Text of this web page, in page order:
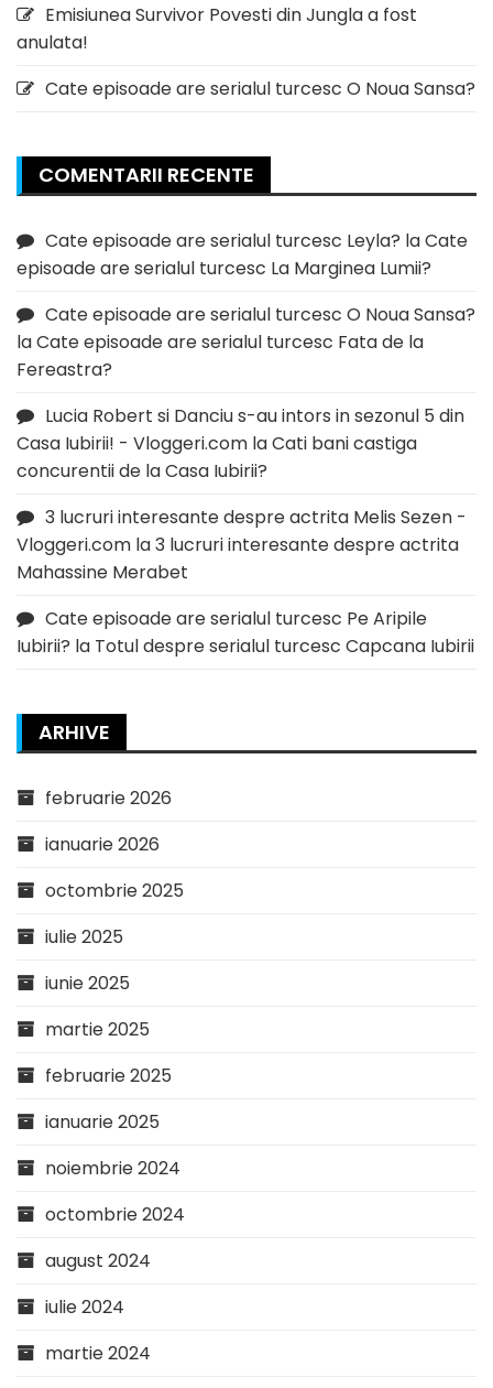
Emisiunea Survivor Povesti din Jungla a fost
anulata!
Cate episoade are serialul turcesc O Noua Sansa?
COMENTARII RECENTE
Cate episoade are serialul turcesc Leyla? laCate
episoade are serialul turcesc La Marginea Lumii?
Cate episoade are serialul turcesc O Noua Sansa?
laCate episoade are serialul turcesc Fata de la
Fereastra?
Lucia Robert si Danciu s-au intors in sezonul 5 din
Casa Iubirii! - Vloggeri.com laCati bani castiga
concurentii de la Casa Iubirii?
3 lucruri interesante despre actrita Melis Sezen -
Vloggeri.com la3 lucruri interesante despre actrita
Mahassine Merabet
Cate episoade are serialul turcesc Pe Aripile
Iubirii? la Totul despre serialul turcesc Capcana Iubirii
ARHIVE
februarie 2026
ianuarie 2026
octombrie 2025
iulie 2025
iunie 2025
martie 2025
februarie 2025
ianuarie 2025
noiembrie 2024
octombrie 2024
august 2024
iulie 2024
martie 2024